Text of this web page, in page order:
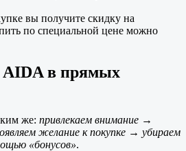
вы получите скидку на
по специальной цене можно
AIDA в прямых
же: привлекаем внимание →
желание к покупке → убираем
«бонусов».